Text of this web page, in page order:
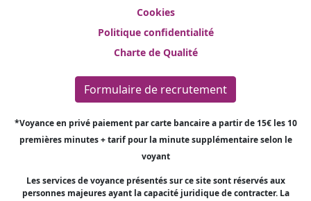
Cookies
Politique confidentialité
Charte de Qualité
Formulaire de recrutement
*Voyance en privé paiement par carte bancaire a partir de 15€ les 10
premières minutes + tarif pour la minute supplémentaire selon le
voyant
Les services de voyance présentés sur ce site sont réservés aux
personnes majeures ayant la capacité juridique de contracter. La